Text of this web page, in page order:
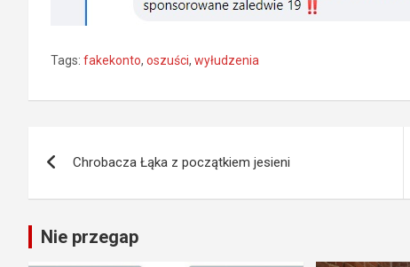
Tags: fakekonto, oszuści, wyłudzenia
wpisu
Chrobacza Łąka z początkiem jesieni
Nie przegap